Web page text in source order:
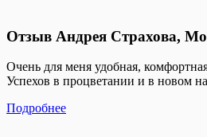
Отзыв Андрея Страхова,
Очень для меня удобная,
Успехов в процветании и в новом
Подробнее